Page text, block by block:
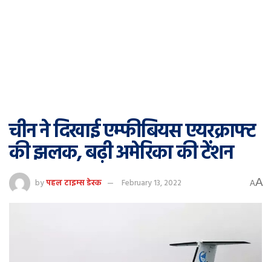
चीन ने दिखाई एम्फीबियस एयरक्राफ्ट
की झलक, बढ़ी अमेरिका की टेंशन
byपहल टाइम्स डेस्क February 13, 2022 AA